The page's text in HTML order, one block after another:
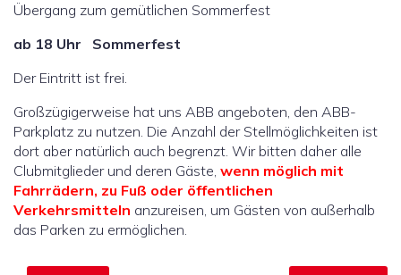
Übergang zum gemütlichen Sommerfest
ab 18 Uhr Sommerfest
Der Eintritt ist frei.
Großzügigerweise hat uns ABB angeboten, den ABB-
Parkplatz zu nutzen. Die Anzahl der Stellmöglichkeiten ist
dort aber natürlich auch begrenzt. Wir bitten daher alle
Clubmitglieder und deren Gäste, wenn möglich mit
Fahrrädern, zu Fuß oder öffentlichen
Verkehrsmitteln anzureisen, um Gästen von außerhalb
das Parken zu ermöglichen.